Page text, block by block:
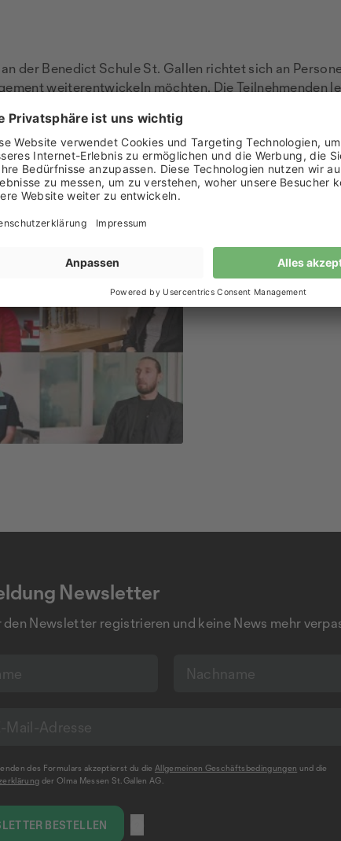
der Benedict Schule St. Gallen richtet sich an
weiterentwickeln möchten. Die
sinnvoll einzusetzen. Der Lehrgang verbindet
Newsletter
den Newsletter registrieren und keine News mehr
des Formulars akzeptierst du die Allgemeinen Geschäftsbedingungen und die
der Olma Messen St.Gallen AG.
BESTELLEN